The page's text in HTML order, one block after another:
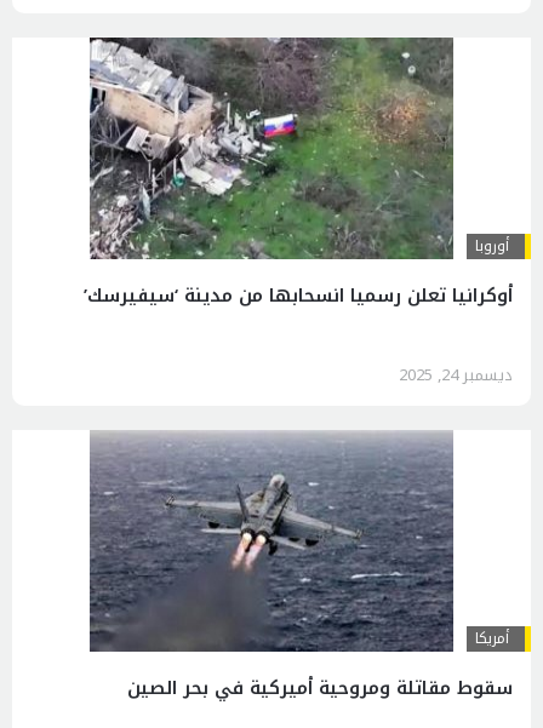
أوروبا
أوكرانيا تعلن رسميا انسحابها من مدينة ‘سيفيرسك’
ديسمبر 24, 2025
أمريكا
سقوط مقاتلة ومروحية أميركية في بحر الصين